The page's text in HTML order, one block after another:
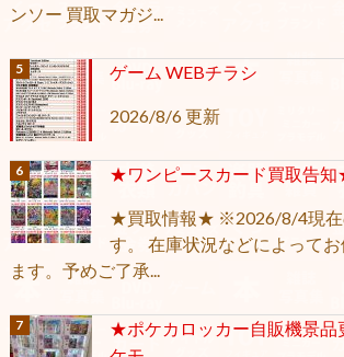
ンソー 買取マガジ...
ゲーム WEBチラシ
2026/8/6 更新
★ワンピースカード買取告
★買取情報★ ※2026/8/4現在
す。 在庫状況などによって
ます。予めご了承...
★ポケカロッカー自販機景